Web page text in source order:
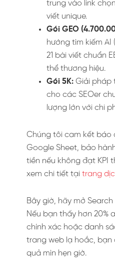
trung vào link
viết unique.
Gói GEO
hướng tìm kiếm AI
21 bài viết chuẩn
thể thương hiệu.
Gói 5K: Giải pháp
cho các SEOer
lượng lớn với chi
Chúng tôi cam kết báo
Google Sheet, bảo
tiền nếu không đạt KPI
xem chi tiết tại trang
Bây giờ, hãy mở
Nếu bạn thấy hơn 20%
chính xác hoặc danh
trang web lạ hoắc,
quả mìn hẹn giờ.